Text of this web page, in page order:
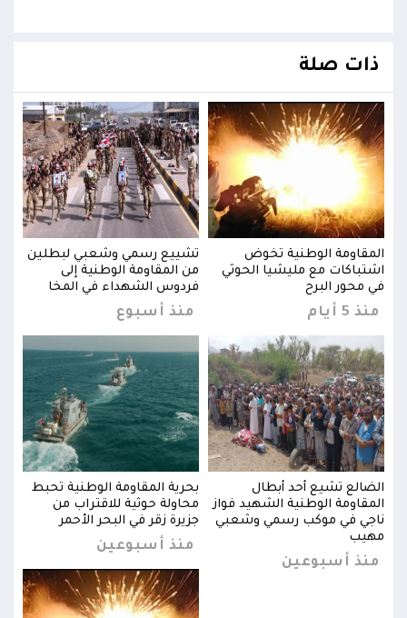
ذات صلة
المقاومة الوطنية تخوض
اشتباكات مع مليشيا الحوثي
في محور البرح
منذ 5 أيام
تشييع رسمي وشعبي لبطلين
من المقاومة الوطنية إلى
فردوس الشهداء في المخا
منذ أسبوع
الضالع تشيع أحد أبطال
المقاومة الوطنية الشهيد فواز
ناجي في موكب رسمي وشعبي
مهيب
منذ أسبوعين
بحرية المقاومة الوطنية تحبط
محاولة حوثية للاقتراب من
جزيرة زقر في البحر الأحمر
منذ أسبوعين